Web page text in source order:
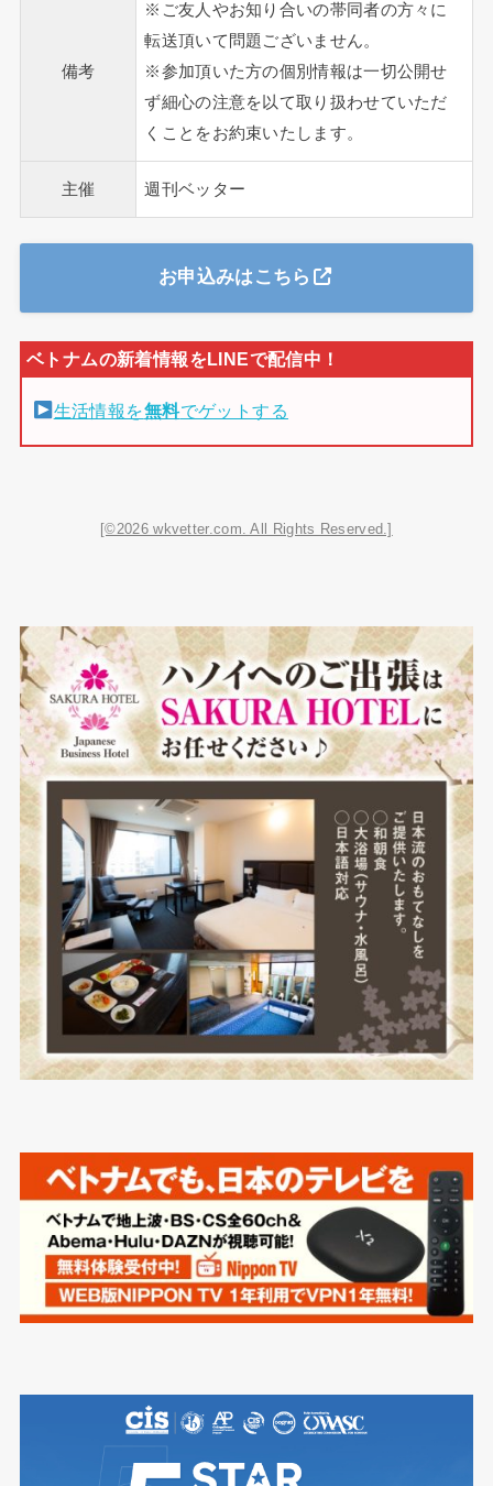
備考
※ご友人やお知り合いの帯同者の方々に
転送頂いて問題ございません。
※参加頂いた方の個別情報は一切公開せ
ず細心の注意を以て取り扱わせていただ
くことをお約束いたします。
主催 週刊ベッター
お申込みはこちら
生活情報を無料でゲットする
[©2026 wkvetter.com. All Rights Reserved.]